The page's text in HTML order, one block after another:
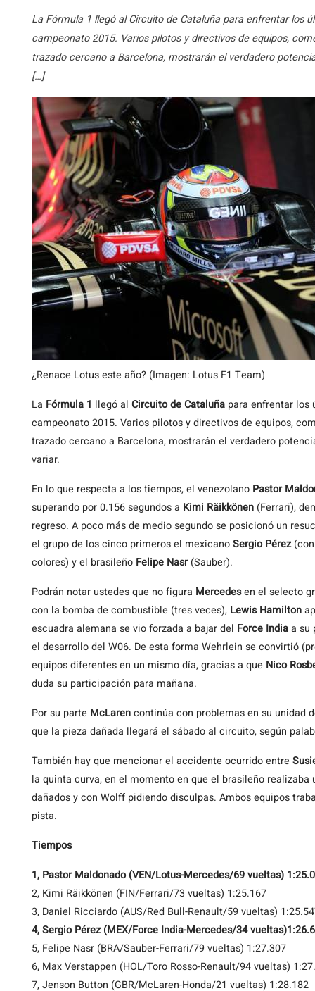
La Fórmula 1 llegó al Circuito de Cataluña para enfrentar los
campeonato 2015. Varios pilotos y directivos de equipos,
trazado cercano a Barcelona, mostrarán el verdadero
[…]
¿Renace Lotus este año? (Imagen: Lotus F1 Team)
La Fórmula 1 llegó al Circuito de Cataluña para enfrentar los
campeonato 2015. Varios pilotos y directivos de equipos,
trazado cercano a Barcelona, mostrarán el verdadero
variar.
En lo que respecta a los tiempos, el venezolano Pastor
superando por 0.156 segundos a Kimi Räikkönen (Ferrari),
regreso. A poco más de medio segundo se posicionó un
el grupo de los cinco primeros el mexicanoSergio Pérez
colores) y el brasileño Felipe Nasr(Sauber).
Podrán notar ustedes que no figura Mercedesen el selecto
con la bomba de combustible (tres veces), Lewis Hamilton
escuadra alemana se vio forzada a bajar del Force Indiaa su
el desarrollo del W06. De esta forma Wehrlein se convirtió
equipos diferentes en un mismo día, gracias a que Nico
duda su participación para mañana.
Por su parte McLarencontinúa con problemas en su unidad
que la pieza dañada llegará el sábado al circuito, según
También hay que mencionar el accidente ocurrido entre
la quinta curva, en el momento en que el brasileño
dañados y con Wolff pidiendo disculpas. Ambos equipos
pista.
Tiempos
1, Pastor Maldonado (VEN/Lotus-Mercedes/69 vueltas)
2, Kimi Räikkönen (FIN/Ferrari/73 vueltas) 1:25.167
3, Daniel Ricciardo (AUS/Red Bull-Renault/59 vueltas)
4, Sergio Pérez (MEX/Force India-Mercedes/34
5, Felipe Nasr (BRA/Sauber-Ferrari/79 vueltas) 1:27.307
6, Max Verstappen (HOL/Toro Rosso-Renault/94 vueltas)
7, Jenson Button (GBR/McLaren-Honda/21 vueltas) 1:28.182